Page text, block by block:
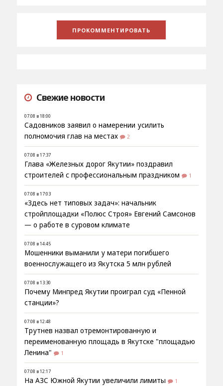
Свежие новости
07.08 в 18:00
Садовников заявил о намерении усилить
полномочия глав на местах
2
07.08 в 17:37
Глава «Железных дорог Якутии» поздравил
строителей с профессиональным праздником
1
07.08 в 17:03
«Здесь нет типовых задач»: начальник
стройплощадки «Полюс Строя» Евгений Самсонов
— о работе в суровом климате
07.08 в 14:45
Мошенники выманили у матери погибшего
военнослужащего из Якутска 5 млн рублей
07.08 в 13:30
Почему Минпред Якутии проиграл суд «Пенной
станции»?
07.08 в 12:48
Трутнев назвал отремонтированную и
переименованную площадь в Якутске "площадью
Ленина"
1
07.08 в 12:17
На АЗС Южной Якутии увеличили лимиты 1